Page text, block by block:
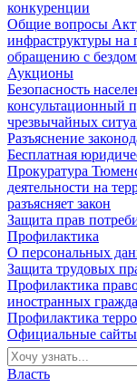
конкуренции
Общие вопросы
инфраструктуры
обращению с
Аукционы
Безопасность
консультационный
чрезвычайных
Разъяснение
Бесплатная
Прокуратура
деятельности на
разъясняет закон
Защита прав
Профилактика
О персональных
Защита трудовых
Профилактика
иностранных
Профилактика
Официальные
Власть